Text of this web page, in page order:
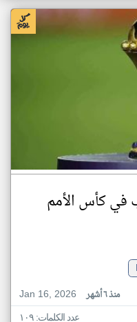
في كأس الأمم
Jan 16, 2026
منذ ٦ أشهر
عدد الكلمات: ١٠٩